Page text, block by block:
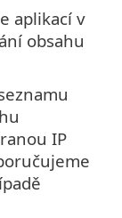
aplikací v
obsahu
IP